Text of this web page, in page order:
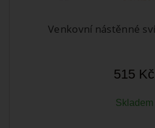
Venkovní nástěnné
515 Kč
Skladem